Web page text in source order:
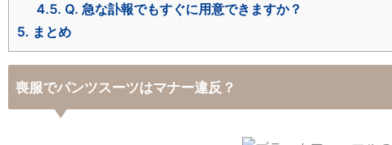
4.5. Q. 急な訃報でもすぐに用意できますか？
5. まとめ
喪服でパンツスーツはマナー違反？